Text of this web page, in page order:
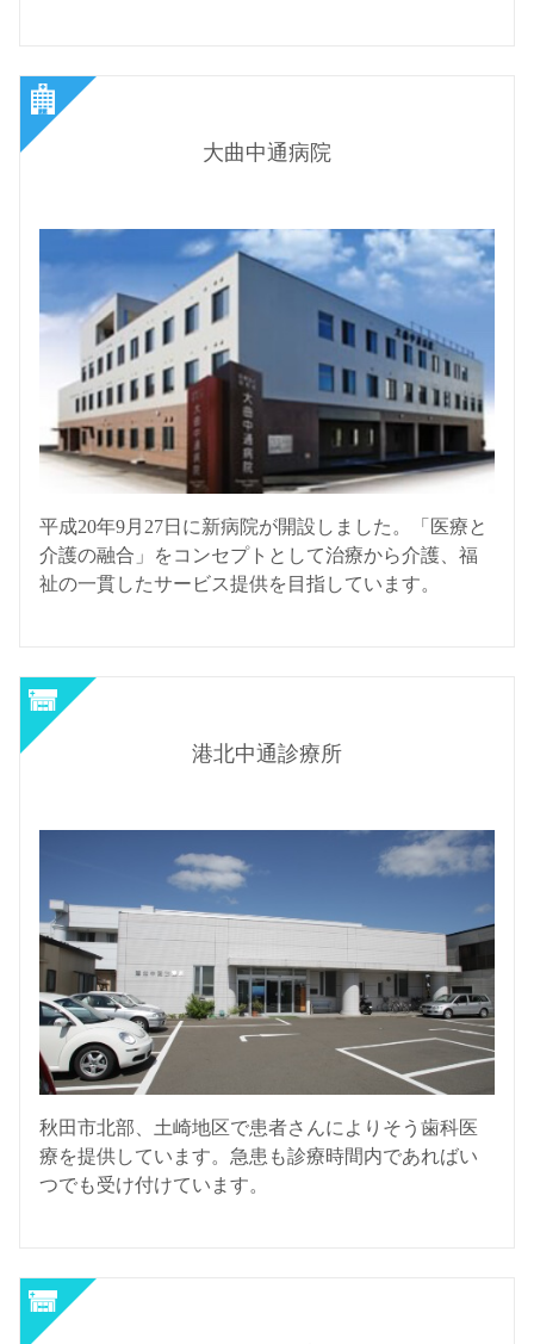
大曲中通病院
平成20年9月27日に新病院が開設しました。「医療と
介護の融合」をコンセプトとして治療から介護、福
祉の一貫したサービス提供を目指しています。
港北中通診療所
秋田市北部、土崎地区で患者さんによりそう歯科医
療を提供しています。急患も診療時間内であればい
つでも受け付けています。